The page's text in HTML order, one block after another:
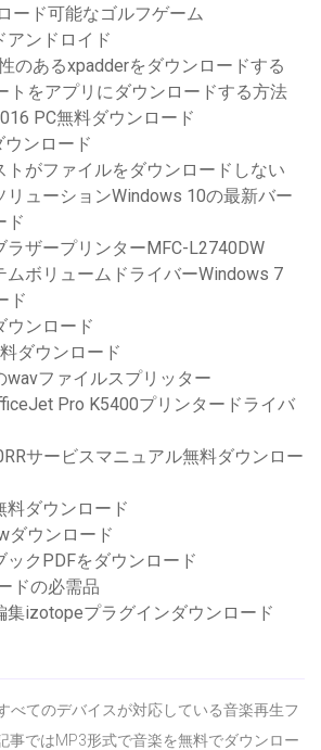
ード可能なゴルフゲーム
アンドロイド
のあるxpadderをダウンロードする
トをアプリにダウンロードする方法
PC無料ダウンロード
ウンロード
トがファイルをダウンロードしない
リューションWindows 10の最新バー
ド
ザープリンターMFC-L2740DW
ムボリュームドライバーWindows 7
ド
ウンロード
ダウンロード
wavファイルスプリッター
Pro K5400プリンタードライバ
サービスマニュアル無料ダウンロー
料ダウンロード
ダウンロード
クPDFをダウンロード
ドの必需品
集izotopeプラグインダウンロード
べてのデバイスが対応している音楽再生フ
事ではMP3形式で音楽を無料でダウンロー